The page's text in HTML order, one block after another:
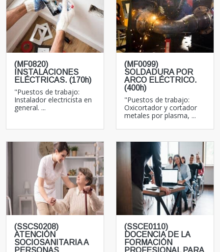
(MF0820)
INSTALACIONES
ELÉCTRICAS. (170h)
"Puestos de trabajo:
Instalador electricista en
general. ...
(MF0099)
SOLDADURA POR
ARCO ELÉCTRICO.
(400h)
"Puestos de trabajo:
Oxicortador y cortador
metales por plasma, ...
(SSCS0208)
ATENCIÓN
SOCIOSANITARIA A
PERSONAS
(SSCE0110)
DOCENCIA DE LA
FORMACIÓN
PROFESIONAL PARA